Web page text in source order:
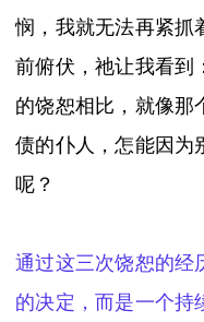
悯，我就无法再紧抓
前俯伏，祂让我看到
的饶恕相比，就像那
债的仆人，怎能因为
呢？
通过这三次饶恕的经
的决定，而是一个持